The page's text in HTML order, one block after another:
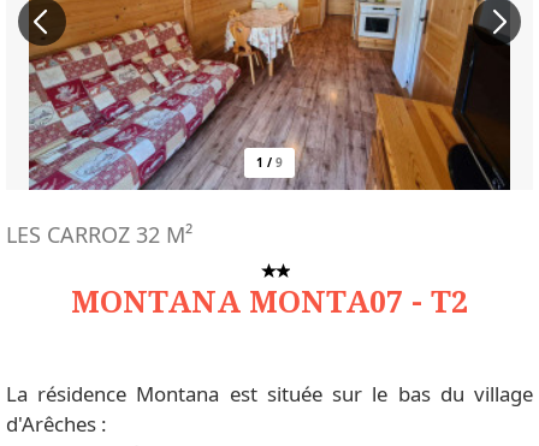
1 / 9
MONTANA MONTA07 - T2
LES CARROZ 32 M²
La résidence Montana est située sur le bas du village
d'Arêches :